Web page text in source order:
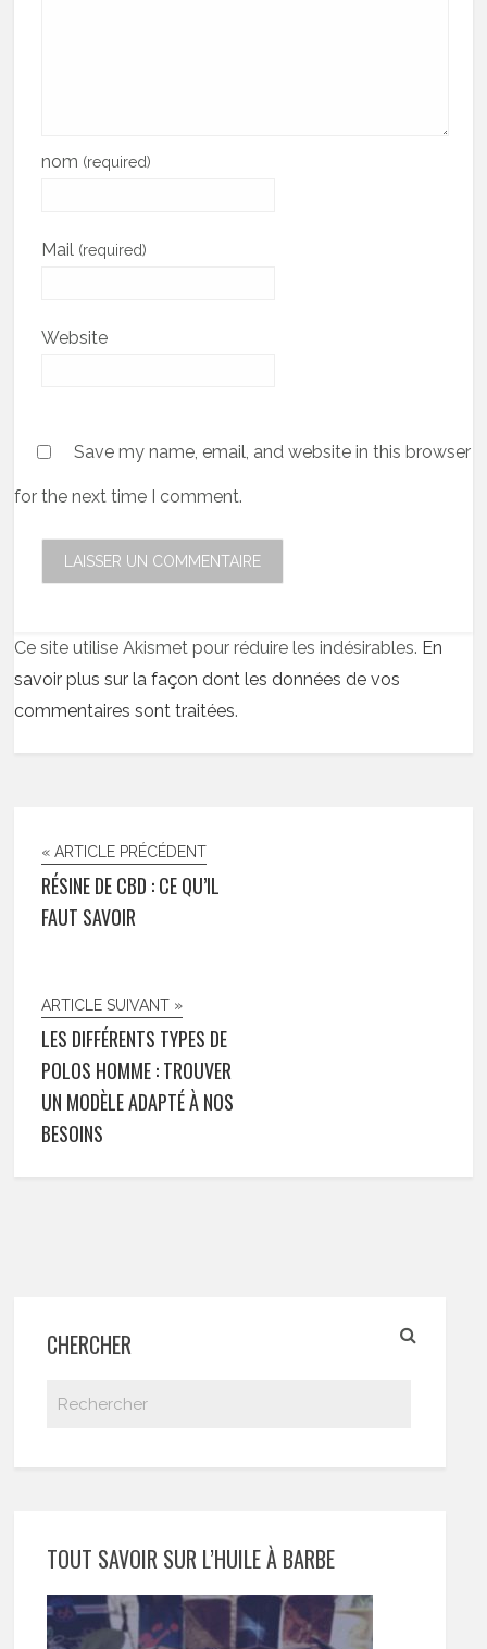
nom (required)
Mail (required)
Website
Save my name, email, and website in this browser
for the next time I comment.
Ce site utilise Akismet pour réduire les indésirables. En
savoir plus sur la façon dont les données de vos
commentaires sont traitées.
« ARTICLE PRÉCÉDENT
RÉSINE DE CBD : CE QU’IL
FAUT SAVOIR
ARTICLE SUIVANT »
LES DIFFÉRENTS TYPES DE
POLOS HOMME : TROUVER
UN MODÈLE ADAPTÉ À NOS
BESOINS
CHERCHER
TOUT SAVOIR SUR L’HUILE À BARBE